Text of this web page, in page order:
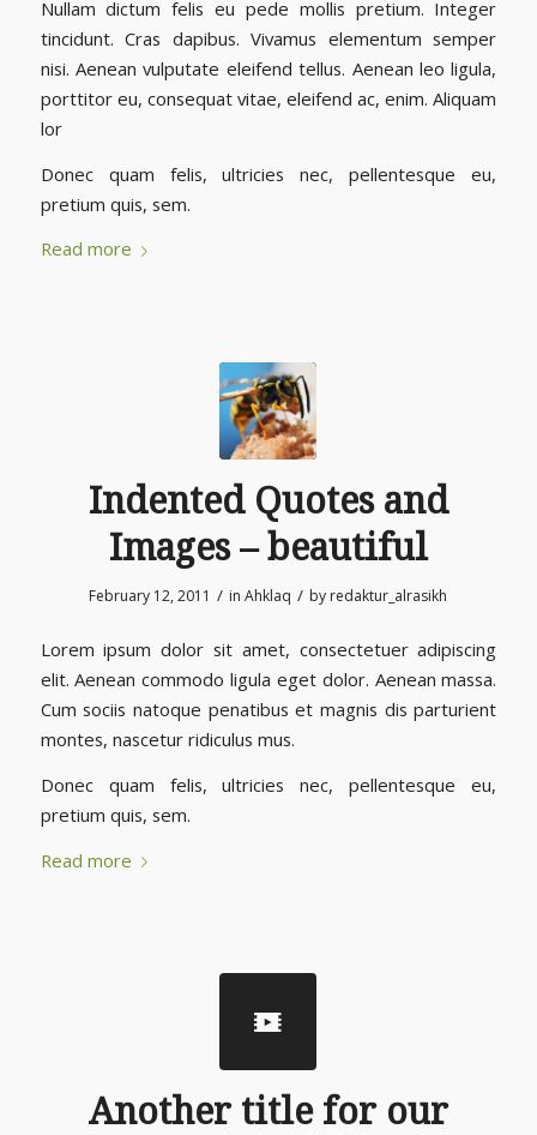
Nullam dictum felis eu pede mollis pretium. Integer
tincidunt. Cras dapibus. Vivamus elementum semper
nisi. Aenean vulputate eleifend tellus. Aenean leo ligula,
porttitor eu, consequat vitae, eleifend ac, enim. Aliquam
lor
Donec quam felis, ultricies nec, pellentesque eu,
pretium quis, sem.
Read more
Indented Quotes and
Images – beautiful
February 12, 2011 / inAhklaq / by redaktur_alrasikh
Lorem ipsum dolor sit amet, consectetuer adipiscing
elit. Aenean commodo ligula eget dolor. Aenean massa.
Cum sociis natoque penatibus et magnis dis parturient
montes, nascetur ridiculus mus.
Donec quam felis, ultricies nec, pellentesque eu,
pretium quis, sem.
Read more
Another title for our